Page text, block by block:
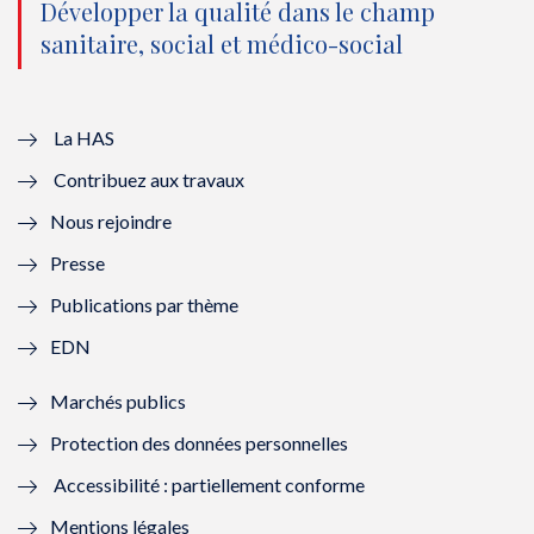
o
u
l
l
f
n
ê
t
n
o
e
e
n
ê
o
u
ê
t
n
o
ê
Développer la qualité dans le champ
sanitaire, social et médico-social
La HAS
Contribuez aux travaux
Nous rejoindre
Presse
Publications par thème
EDN
Marchés publics
Protection des données personnelles
Accessibilité : partiellement conforme
Mentions légales